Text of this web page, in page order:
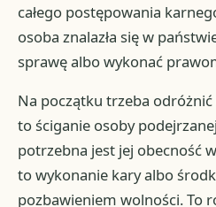
całego postępowania
osoba znalazła się w
sprawę albo wykonać
Na początku trzeba
to ściganie osoby
potrzebna jest jej obecność
to wykonanie kary albo
pozbawieniem wolności. To